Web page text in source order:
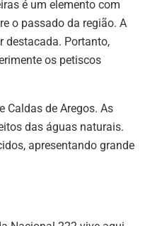
é um elemento com
o passado da região. A
destacada. Portanto,
os petiscos
Caldas de Aregos. As
das águas naturais.
apresentando grande